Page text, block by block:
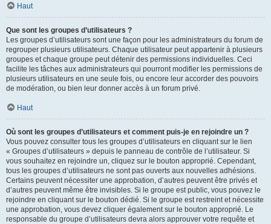
Haut
Que sont les groupes d’utilisateurs ?
Les groupes d’utilisateurs sont une façon pour les administrateurs du forum de
regrouper plusieurs utilisateurs. Chaque utilisateur peut appartenir à plusieurs
groupes et chaque groupe peut détenir des permissions individuelles. Ceci
facilite les tâches aux administrateurs qui pourront modifier les permissions de
plusieurs utilisateurs en une seule fois, ou encore leur accorder des pouvoirs
de modération, ou bien leur donner accès à un forum privé.
Haut
Où sont les groupes d’utilisateurs et comment puis-je en rejoindre un ?
Vous pouvez consulter tous les groupes d’utilisateurs en cliquant sur le lien
« Groupes d’utilisateurs » depuis le panneau de contrôle de l’utilisateur. Si
vous souhaitez en rejoindre un, cliquez sur le bouton approprié. Cependant,
tous les groupes d’utilisateurs ne sont pas ouverts aux nouvelles adhésions.
Certains peuvent nécessiter une approbation, d’autres peuvent être privés et
d’autres peuvent même être invisibles. Si le groupe est public, vous pouvez le
rejoindre en cliquant sur le bouton dédié. Si le groupe est restreint et nécessite
une approbation, vous devez cliquer également sur le bouton approprié. Le
responsable du groupe d’utilisateurs devra alors approuver votre requête et